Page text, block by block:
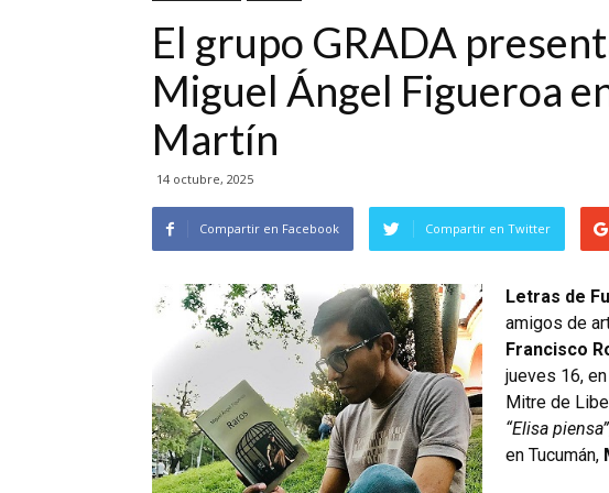
El grupo GRADA
Miguel Ángel Figueroa
Martín
14 octubre, 2025
Compartir en Facebook Compartir en Twitter
Letras de
amigos de
Francisco
jueves 16,
Mitre de
“Elisa piensa”
en Tucumán,